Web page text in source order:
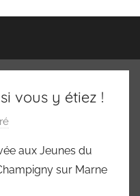
Présent
CHOISY
vous y étiez !
aux Jeunes du
sur Marne